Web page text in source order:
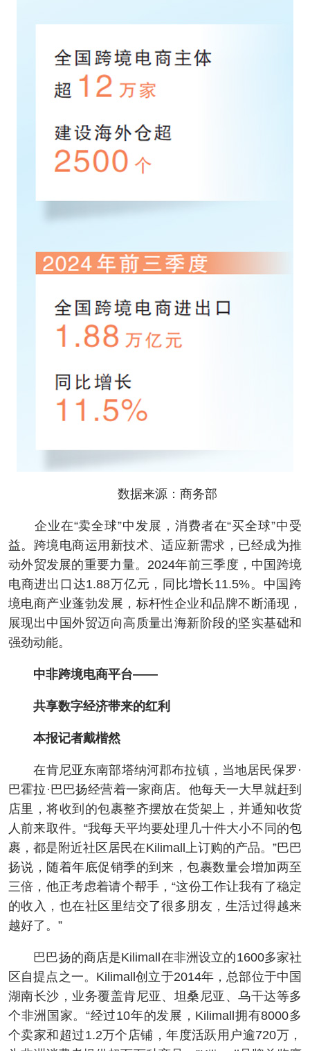
数据来源：商务部
企业在“卖全球”中发展，消费者在“买全球”中受
益。跨境电商运用新技术、适应新需求，已经成为推
动外贸发展的重要力量。2024年前三季度，中国跨境
电商进出口达1.88万亿元，同比增长11.5%。中国跨
境电商产业蓬勃发展，标杆性企业和品牌不断涌现，
展现出中国外贸迈向高质量出海新阶段的坚实基础和
强劲动能。
中非跨境电商平台——
共享数字经济带来的红利
本报记者戴楷然
在肯尼亚东南部塔纳河郡布拉镇，当地居民保罗·
巴霍拉·巴巴扬经营着一家商店。他每天一大早就赶到
店里，将收到的包裹整齐摆放在货架上，并通知收货
人前来取件。“我每天平均要处理几十件大小不同的包
裹，都是附近社区居民在Kilimall上订购的产品。”巴巴
扬说，随着年底促销季的到来，包裹数量会增加两至
三倍，他正考虑着请个帮手，“这份工作让我有了稳定
的收入，也在社区里结交了很多朋友，生活过得越来
越好了。”
巴巴扬的商店是Kilimall在非洲设立的1600多家社
区自提点之一。Kilimall创立于2014年，总部位于中国
湖南长沙，业务覆盖肯尼亚、坦桑尼亚、乌干达等多
个非洲国家。“经过10年的发展，Kilimall拥有8000多
个卖家和超过1.2万个店铺，年度活跃用户逾720万，